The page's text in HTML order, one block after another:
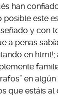
han
este
y con
a penas
en html!;
en
que estáis al